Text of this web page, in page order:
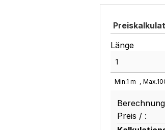
Länge
Min.1 m Max.
Preis / :